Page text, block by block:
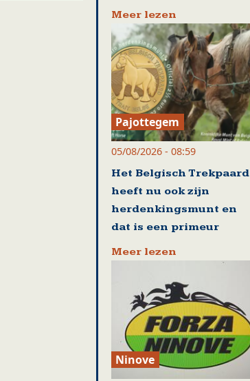
Meer lezen
Pajottegem
05/08/2026 - 08:59
Het Belgisch Trekpaard
heeft nu ook zijn
herdenkingsmunt en
dat is een primeur
Meer lezen
Ninove